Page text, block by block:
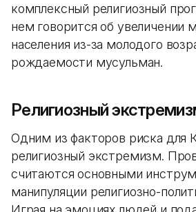
комплексный религиозный
нем говорится об увеличении
населения из-за молодого
рождаемости мусульман.
Религиозный
Одним из факторов риска для
религиозный экстремизм.
считаются основными
манипуляции религиозно-